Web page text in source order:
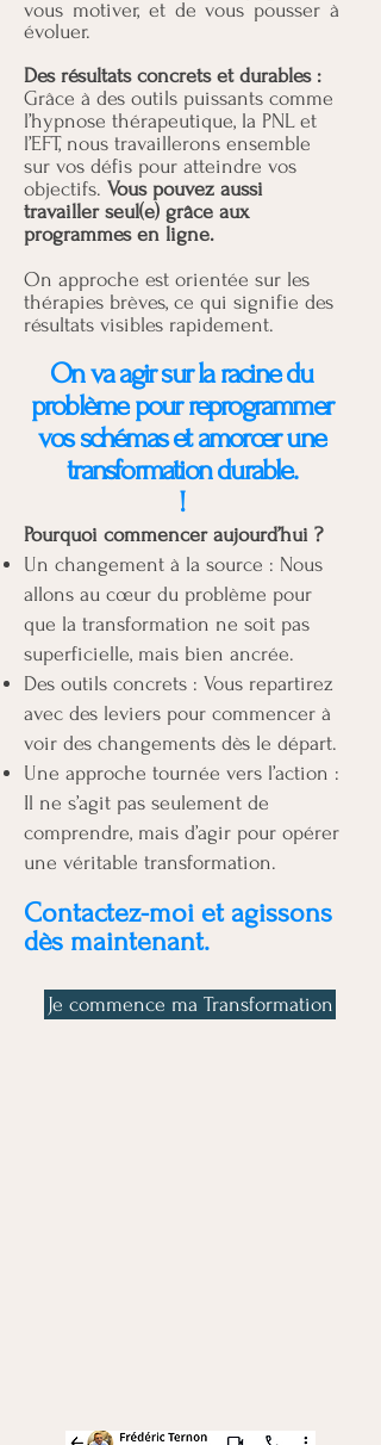
vous motiver, et de vous pousser à
évoluer.
Des résultats concrets et durables :
Grâce à des outils puissants comme
l’hypnose thérapeutique, la PNL et
l’EFT, nous travaillerons ensemble
sur vos défis pour atteindre vos
objectifs. Vous pouvez aussi
travailler seul(e) grâce aux
programmes en ligne.
On approche est orientée sur les
thérapies brèves, ce qui signifie des
résultats visibles rapidement.
On va agir sur la racine du
problème pour reprogrammer
vos schémas et amorcer une
transformation durable.
!
Pourquoi commencer aujourd’hui ?
Un changement à la source : Nous
allons au cœur du problème pour
que la transformation ne soit pas
superficielle, mais bien ancrée.
Des outils concrets : Vous repartirez
avec des leviers pour commencer à
voir des changements dès le départ.
Une approche tournée vers l’action :
Il ne s’agit pas seulement de
comprendre, mais d’agir pour opérer
une véritable transformation.
Contactez-moi et agissons
dès maintenant.
Je commence ma Transformation